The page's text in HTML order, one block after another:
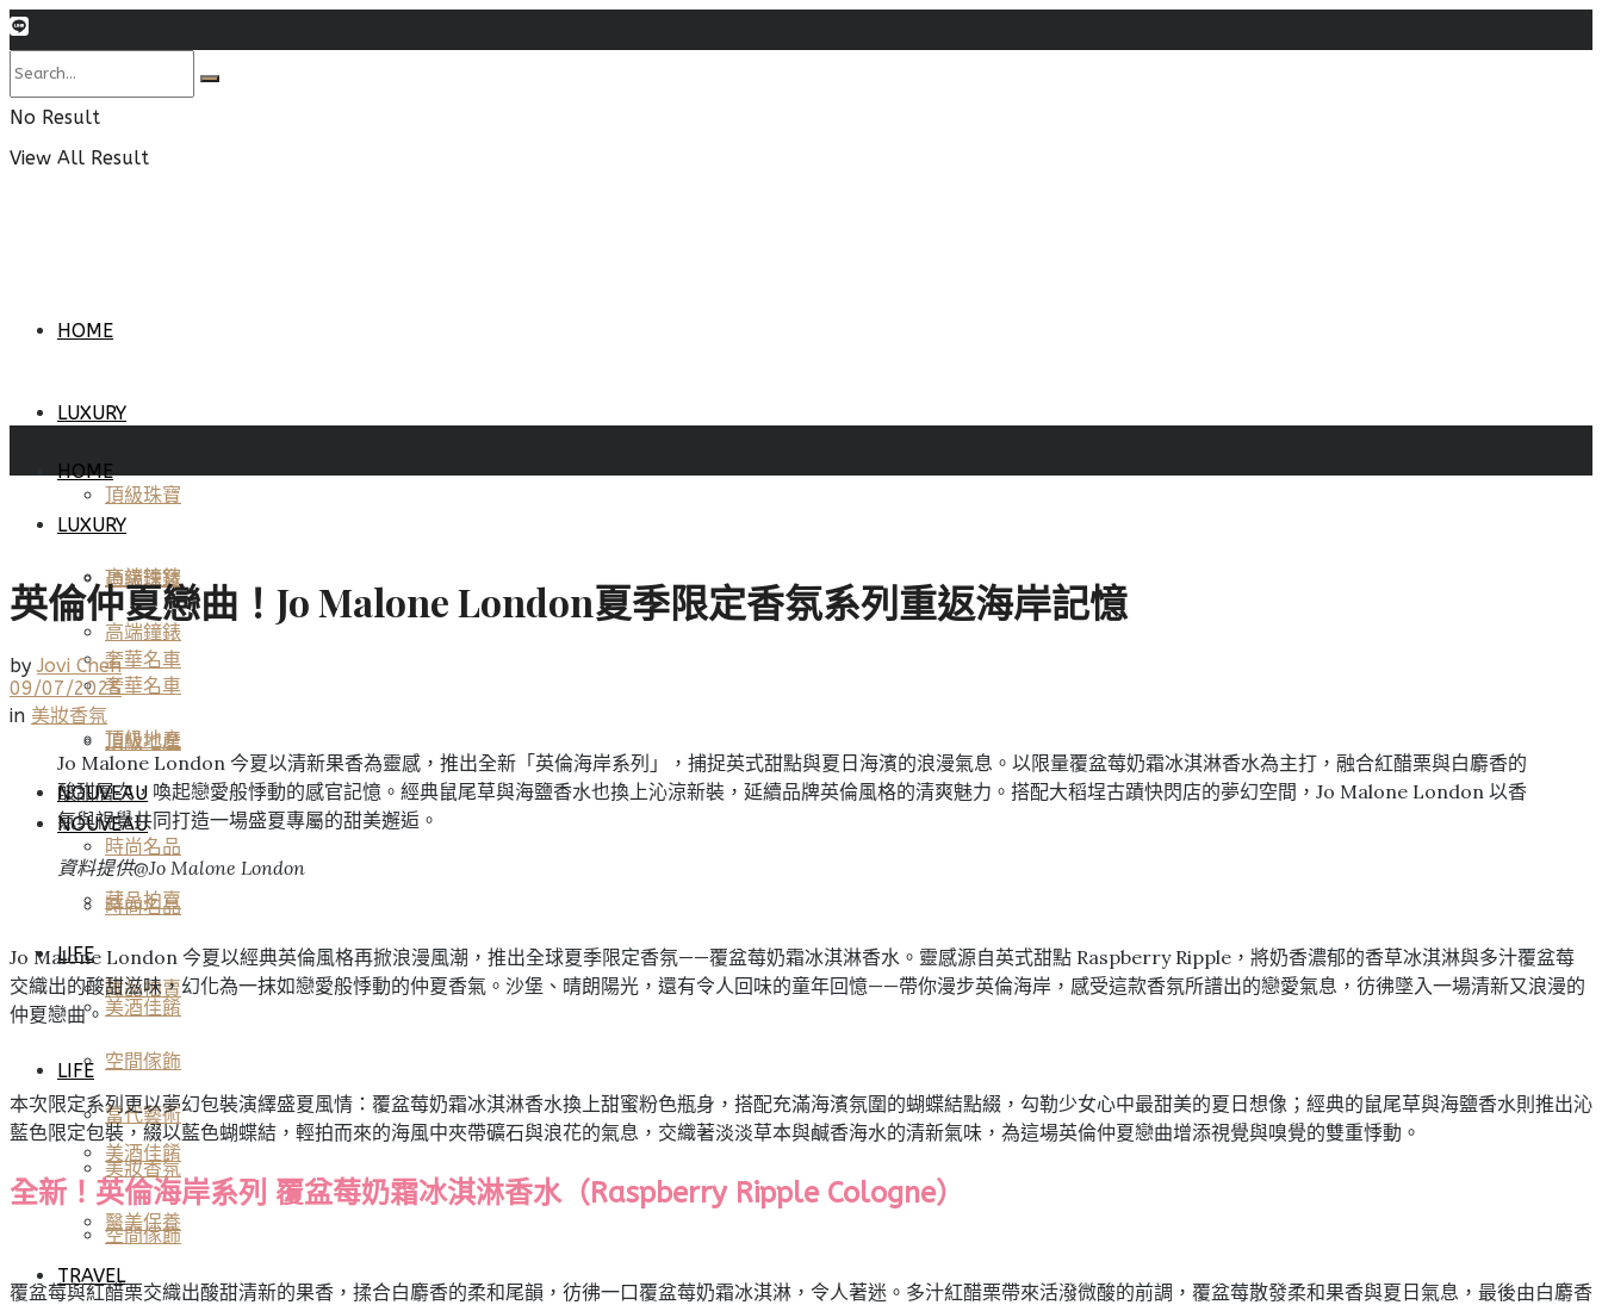
No Result
View All Result
HOME
LUXURY
頂級珠寶
高端鐘錶
奢華名車
頂級地產
NOUVEAU
時尚名品
藏品拍賣
LIFE
美酒佳餚
空間傢飾
HOME
LUXURY
頂級珠寶
高端鐘錶
奢華名車
頂級地產
NOUVEAU
時尚名品
藏品拍賣
LIFE
美酒佳餚
空間傢飾
當代藝術
美妝香氛
醫美保養
TRAVEL
英倫仲夏戀曲！Jo Malone London夏季限定香氛系列重返海岸記憶
by Jovi Chen
09/07/2025
in 美妝香氛
Jo Malone London 今夏以清新果香為靈感，推出全新「英倫海岸系列」，捕捉英式甜點與夏日海濱的浪漫氣息。以限量覆盆莓奶霜冰淇淋香水為主打，融合紅醋栗與白麝香的
酸甜層次，喚起戀愛般悸動的感官記憶。經典鼠尾草與海鹽香水也換上沁涼新裝，延續品牌英倫風格的清爽魅力。搭配大稻埕古蹟快閃店的夢幻空間，Jo Malone London 以香
氣與視覺共同打造一場盛夏專屬的甜美邂逅。
資料提供@Jo Malone London
Jo Malone London 今夏以經典英倫風格再掀浪漫風潮，推出全球夏季限定香氛——覆盆莓奶霜冰淇淋香水。靈感源自英式甜點 Raspberry Ripple，將奶香濃郁的香草冰淇淋與多汁覆盆莓
交織出的酸甜滋味，幻化為一抹如戀愛般悸動的仲夏香氣。沙堡、晴朗陽光，還有令人回味的童年回憶——帶你漫步英倫海岸，感受這款香氛所譜出的戀愛氣息，彷彿墜入一場清新又浪漫的
仲夏戀曲。
本次限定系列更以夢幻包裝演繹盛夏風情：覆盆莓奶霜冰淇淋香水換上甜蜜粉色瓶身，搭配充滿海濱氛圍的蝴蝶結點綴，勾勒少女心中最甜美的夏日想像；經典的鼠尾草與海鹽香水則推出沁
藍色限定包裝，綴以藍色蝴蝶結，輕拍而來的海風中夾帶礦石與浪花的氣息，交織著淡淡草本與鹹香海水的清新氣味，為這場英倫仲夏戀曲增添視覺與嗅覺的雙重悸動。
全新！英倫海岸系列 覆盆莓奶霜冰淇淋香水（Raspberry Ripple Cologne）
覆盆莓與紅醋栗交織出酸甜清新的果香，揉合白麝香的柔和尾韻，彷彿一口覆盆莓奶霜冰淇淋，令人著迷。多汁紅醋栗帶來活潑微酸的前調，覆盆莓散發柔和果香與夏日氣息，最後由白麝香